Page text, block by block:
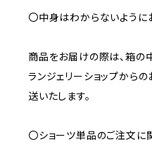
〇中身はわからないように
商品をお届けの際は、箱の
ランジェリーショップから
送いたします。
〇ショーツ単品のご注文に